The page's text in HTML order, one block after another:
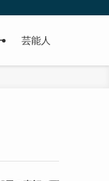
芸能人